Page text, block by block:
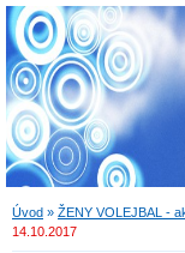
Úvod » ŽENY VOLEJBAL -
14.10.2017